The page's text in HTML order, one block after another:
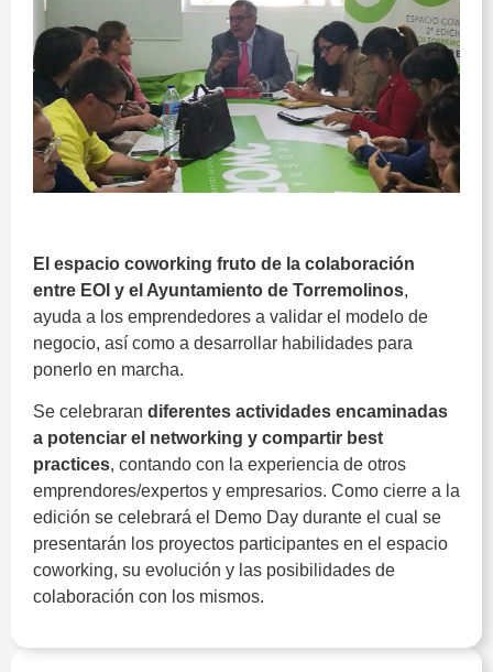
El espacio coworking fruto de la colaboración
entre EOI y el Ayuntamiento de Torremolinos,
ayuda a los emprendedores a validar el modelo de
negocio, así como a desarrollar habilidades para
ponerlo en marcha.
Se celebraran diferentes actividades encaminadas
a potenciar el networking y compartir best
practices, contando con la experiencia de otros
emprendores/expertos y empresarios. Como cierre a la
edición se celebrará el Demo Day durante el cual se
presentarán los proyectos participantes en el espacio
coworking, su evolución y las posibilidades de
colaboración con los mismos.